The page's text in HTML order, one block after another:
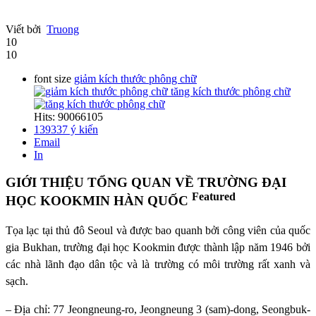
Viết bởi Truong
10
10
font size giảm kích thước phông chữ
tăng kích thước phông chữ
Hits: 90066105
139337 ý kiến
Email
In
GIỚI THIỆU TỔNG QUAN VỀ TRƯỜNG ĐẠI
HỌC KOOKMIN HÀN QUỐC Featured
Tọa lạc tại thủ đô Seoul và được bao quanh bởi công viên của quốc
gia Bukhan, trường đại học Kookmin được thành lập năm 1946 bởi
các nhà lãnh đạo dân tộc và là trường có môi trường rất xanh và
sạch.
– Địa chỉ: 77 Jeongneung-ro, Jeongneung 3 (sam)-dong, Seongbuk-